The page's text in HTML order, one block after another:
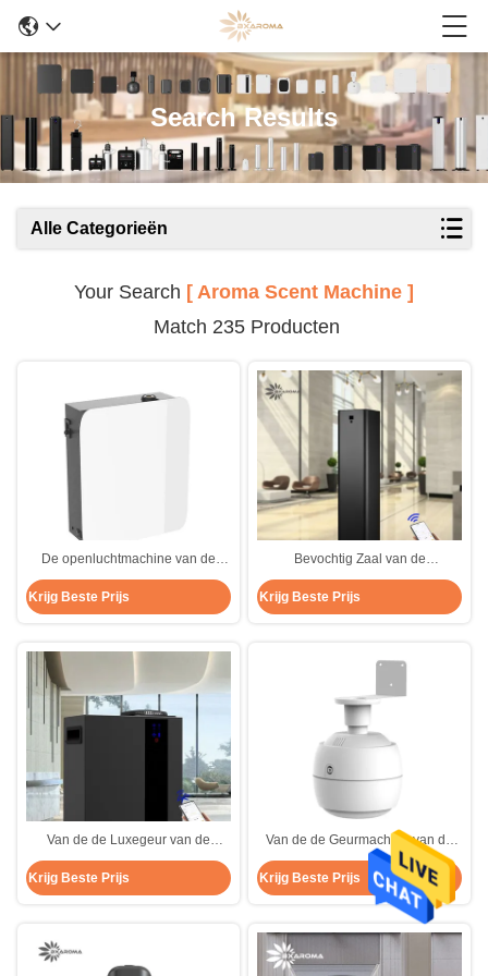
Search Results
Alle Categorieën
Your Search [ Aroma Scent Machine ]
Match 235 Producten
De openluchtmachine van de
Etherische olieverspreider
atomiseerde de Geurmachine van
het Geuraroma
Krijg Beste Prijs
Bevochtig Zaal van de
Machinearomatherapy van de
Aromageur de Desinfectiezwarte
Krijg Beste Prijs
Van de de Luxegeur van de
hotelhal van het de
Verspreiderhvac Aroma de
Machine van de de Geurgeur
Krijg Beste Prijs
Van de de Geurmachine van de
Aromatherapyolie van de de
Sterilisatielucht de de
Verfrissingsnevel bevochtigt
Krijg Beste Prijs